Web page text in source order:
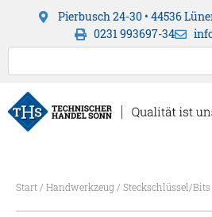
Pierbusch 24-30 • 44536
0231 993697-34
Start/ Handwerkzeug/ Steckschlüssel/